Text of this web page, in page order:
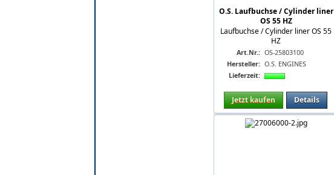
O.S. Laufbuchse / Cylinder liner
OS 55 HZ
Laufbuchse / Cylinder liner OS 55
HZ
Art.Nr.: OS-25803100
Hersteller: O.S. ENGINES
Lieferzeit:
Jetzt kaufen Details